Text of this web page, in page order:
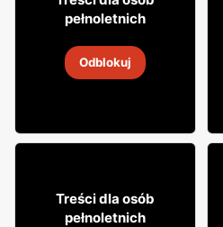
31
Napój alkoholowy Soplica
18 sie 2026
pełnoletnich
Odblokuj
1699
Treści dla osób
pełnoletnich